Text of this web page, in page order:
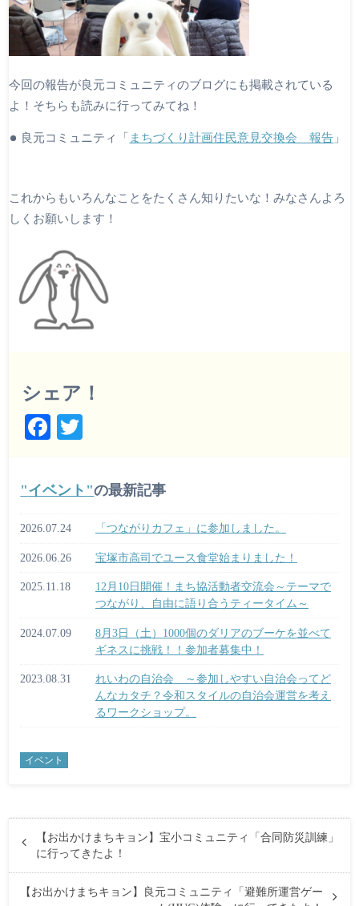
今回の報告が良元コミュニティのブログにも掲載されている
よ！そちらも読みに行ってみてね！
良元コミュニティ「 まちづくり計画住民意見交換会 報告 」
これからもいろんなことをたくさん知りたいな！みなさんよろ
しくお願いします！
シェア！
Fa
bo
ok
tte
r
イベント の最新記事
2026.07.24 「つながりカフェ」に参加しました。
2026.06.26 宝塚市高司でユース食堂始まりました！
2025.11.18
12月10日開催！まち協活動者交流会～テーマで
つながり、自由に語り合うティータイム～
2024.07.09
8月3日（土）1000個のダリアのブーケを並べて
ギネスに挑戦！！参加者募集中！
2023.08.31
れいわの自治会 ～参加しやすい自治会ってど
んなカタチ？令和スタイルの自治会運営を考え
るワークショップ。
イベント
【お出かけまちキョン】宝小コミュニティ「合同防災訓練」
に行ってきたよ！
【お出かけまちキョン】良元コミュニティ「避難所運営ゲー